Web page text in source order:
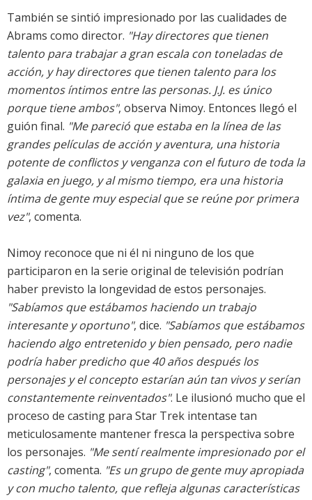
También se sintió impresionado por las cualidades de
Abrams como director. "Hay directores que tienen
talento para trabajar a gran escala con toneladas de
acción, y hay directores que tienen talento para los
momentos íntimos entre las personas. J.J. es único
porque tiene ambos", observa Nimoy. Entonces llegó el
guión final. "Me pareció que estaba en la línea de las
grandes películas de acción y aventura, una historia
potente de conflictos y venganza con el futuro de toda la
galaxia en juego, y al mismo tiempo, era una historia
íntima de gente muy especial que se reúne por primera
vez", comenta.
Nimoy reconoce que ni él ni ninguno de los que
participaron en la serie original de televisión podrían
haber previsto la longevidad de estos personajes.
"Sabíamos que estábamos haciendo un trabajo
interesante y oportuno", dice. "Sabíamos que estábamos
haciendo algo entretenido y bien pensado, pero nadie
podría haber predicho que 40 años después los
personajes y el concepto estarían aún tan vivos y serían
constantemente reinventados". Le ilusionó mucho que el
proceso de casting para Star Trek intentase tan
meticulosamente mantener fresca la perspectiva sobre
los personajes. "Me sentí realmente impresionado por el
casting", comenta. "Es un grupo de gente muy apropiada
y con mucho talento, que refleja algunas características